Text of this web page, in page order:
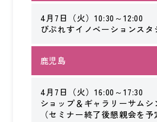
COMPANY
会社案内
ACCESS
アクセス
福岡本社
4月7日（火）10:30～12:00
びぷれすイノベーションスタ
鹿児島
4月7日（火）16:00～17:30
ショップ＆ギャラリーサムシ
（セミナー終了後懇親会を予